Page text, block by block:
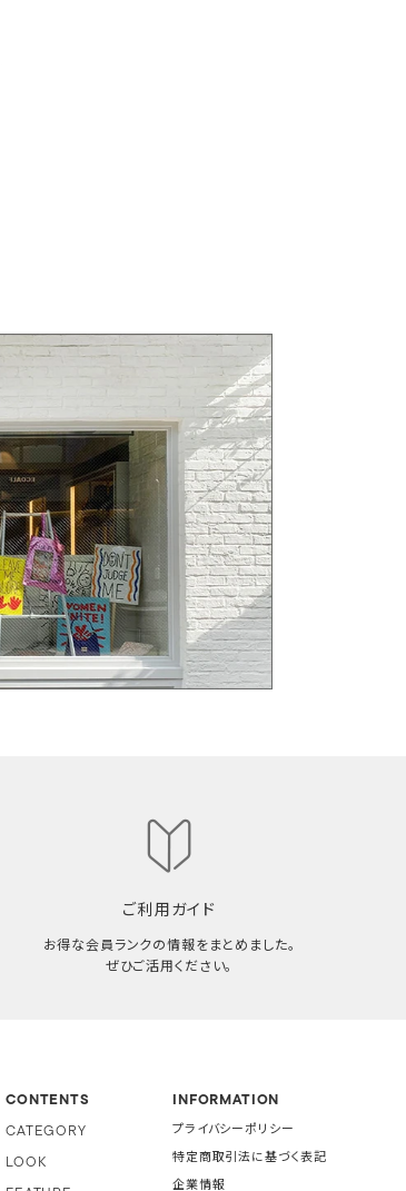
ご利用ガイド
お得な会員ランクの情報をまとめました。
ぜひご活用ください。
CONTENTS
CATEGORY
LOOK
INFORMATION
プライバシーポリシー
特定商取引法に基づく表記
企業情報